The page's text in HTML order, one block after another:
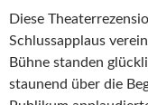
Diese
Schlussapplaus
Bühne standen
staunend über die